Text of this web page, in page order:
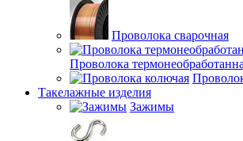
Проволока сварочная
Проволока
Такелажные изделия
Зажимы